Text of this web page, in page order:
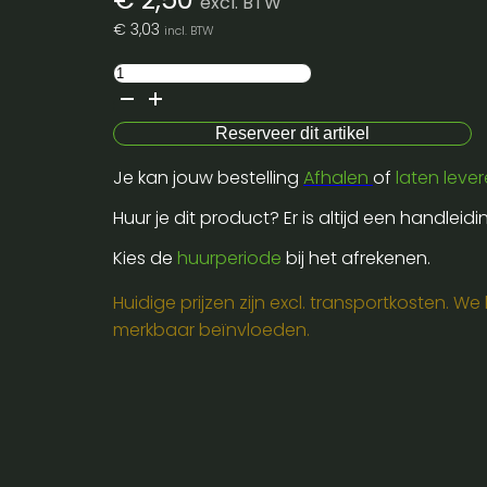
€ 3,03 incl. BTW
Pipe
alu
0,48mm
-
3m
aantal
Reserveer dit artikel
Je kan jouw bestelling Afhalen of laten
Huur je dit product? Er is altijd een
Kies de huurperiode bij het afrekenen.
Huidige prijzen zijn excl. transportkosten.
merkbaar beïnvloeden.